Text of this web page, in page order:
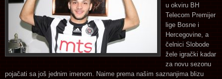
u okviru BH
Telecom Premijer
lige Bosne i
Hercegovine, a
čelnici Slobode
žele igrački kadar
za novu sezonu
pojačati sa još jednim imenom. Naime prema našim saznanjima blizu